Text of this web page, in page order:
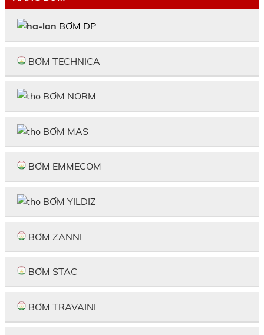
BƠM DP
BƠM TECHNICA
BƠM NORM
BƠM MAS
BƠM EMMECOM
BƠM YILDIZ
BƠM ZANNI
BƠM STAC
BƠM TRAVAINI